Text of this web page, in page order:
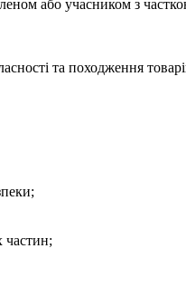
або учасником з
та походження
частин;